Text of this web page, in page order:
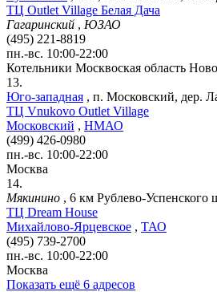
ТЦ Outlet Village Белая Дача
Гагаринский , ЮЗАО
(495) 221-8819
пн.-вс. 10:00-22:00
Котельники Москвоская область
13.
Юго-западная , п. Московский, дер.
ТЦ Vnukovo Outlet Village
Московский , НМАО
(499) 426-0980
пн.-вс. 10:00-22:00
Москва
14.
Мякинино , 6 км Рублево-Успенского
ТЦ Dream House
Михайлово-Ярцевское , ТАО
(495) 739-2700
пн.-вс. 10:00-22:00
Москва
Показать ещё 6 адресов